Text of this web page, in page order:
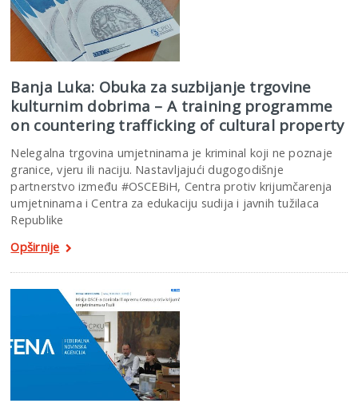
Banja Luka: Obuka za suzbijanje trgovine
kulturnim dobrima – A training programme
on countering trafficking of cultural property
Nelegalna trgovina umjetninama je kriminal koji ne poznaje
granice, vjeru ili naciju. Nastavljajući dugogodišnje
partnerstvo između #OSCEBiH, Centra protiv krijumčarenja
umjetninama i Centra za edukaciju sudija i javnih tužilaca
Republike
Opširnije